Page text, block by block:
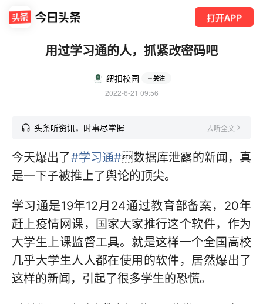
打开APP
用过学习通的人，抓紧改密码吧
纽扣校园 关注
2022-6-21 09:56
头条听资讯，时事尽掌握 去听全文
今天爆出了#学习通#数据库泄露的新闻，真
是一下子被推上了舆论的顶尖。
学习通是19年12月24通过教育部备案，20年
赶上疫情网课，国家大家推行这个软件，作为
大学生上课监督工具。就是这样一个全国高校
几乎大学生人人都在使用的软件，居然爆出了
这样的新闻，引起了很多学生的恐慌。